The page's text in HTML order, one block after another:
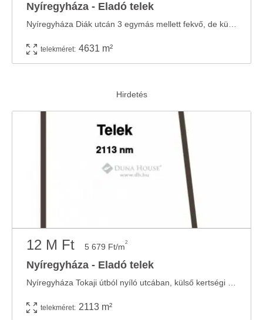
Nyíregyháza - Eladó telek
telekméret: 4631 m²
12 M Ft 5 679 Ft/m2
Nyíregyháza - Eladó telek
telekméret: 2113 m²